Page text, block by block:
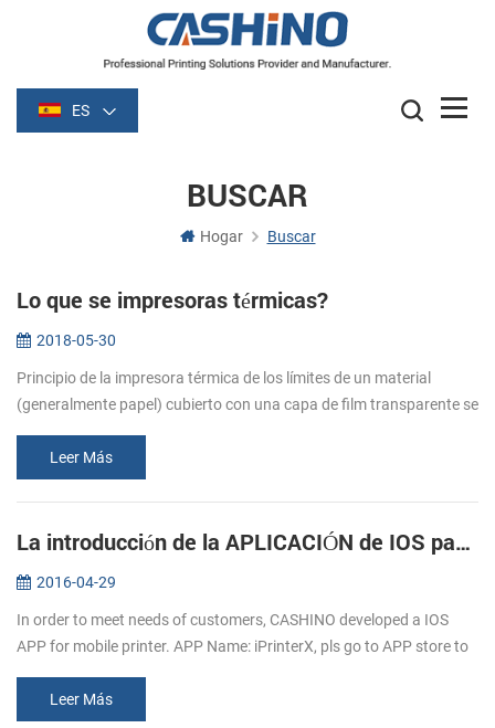
ES
BUSCAR
Hogar Buscar
Lo que se impresoras térmicas?
2018-05-30
Principio de la impresora térmica de los límites de un material
(generalmente papel) cubierto con una capa de film transparente se
Leer Más
La introducción de la APLICACIÓN de IOS para móviles, impresoras
2016-04-29
In order to meet needs of customers, CASHINO developed a IOS
APP for mobile printer. APP Name: iPrinterX, pls go to APP store to
store. 2.Click ...
Leer Más